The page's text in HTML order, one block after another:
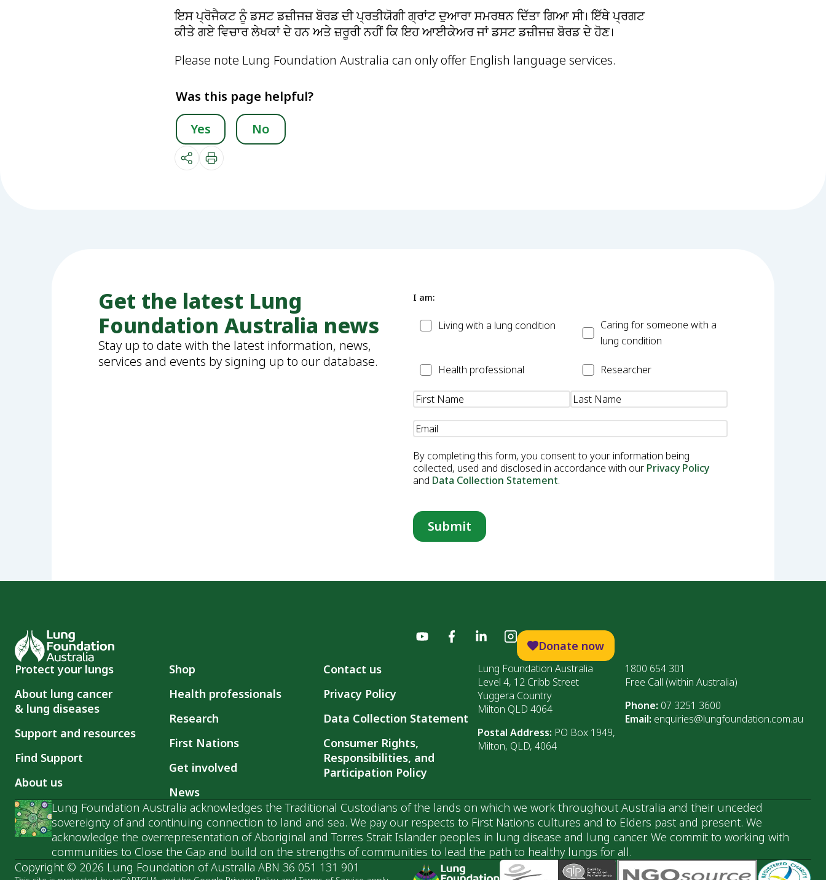
ਇਸ ਪ੍ਰੋਜੈਕਟ ਨੂੰ ਡਸਟ ਡਜ਼ੀਜਜ਼ ਬੋਰਡ ਦੀ ਪ੍ਰਤੀਯੋਗੀ ਗ੍ਰਾਂਟ ਦੁਆਰਾ ਸਮਰਥਨ ਦਿੱਤਾ ਗਿਆ ਸੀ। ਇੱਥੇ ਪ੍ਰਗਟ
ਕੀਤੇ ਗਏ ਵਿਚਾਰ ਲੇਖਕਾਂ ਦੇ ਹਨ ਅਤੇ ਜ਼ਰੂਰੀ ਨਹੀਂ ਕਿ ਇਹ ਆਈਕੇਅਰ ਜਾਂ ਡਸਟ ਡਜ਼ੀਜਜ਼ ਬੋਰਡ ਦੇ ਹੋਣ।
Please note Lung Foundation Australia can only offer English language services.
Was this page helpful?
Yes
No
Get the latest Lung
Foundation Australia news
Stay up to date with the latest information, news,
services and events by signing up to our database.
I am:
PatientLiving with a lung condition CarerCaring for someone with a
lung condition
HealthHealth professional Researcher
Researcher
Name(Required)
Email
By completing this form, you consent to your information being
collected, used and disclosed in accordance with our Privacy Policy
and Data Collection Statement.
Donate now
Protect your lungs
About lung cancer
& lung diseases
Support and resources
Find Support
About us
Shop
Health professionals
Research
First Nations
Get involved
News
Contact us
Privacy Policy
Data Collection Statement
Consumer Rights,
Responsibilities, and
Participation Policy
Lung Foundation Australia
Level 4, 12 Cribb Street
Yuggera Country
Milton QLD 4064
Postal Address: PO Box 1949,
Milton, QLD, 4064
1800 654 301
Free Call (within Australia)
Phone: 07 3251 3600
Email: enquiries@lungfoundation.com.au
Lung Foundation Australia acknowledges the Traditional Custodians of the lands on which we work throughout Australia and their unceded
sovereignty of and continuing connection to land and sea. We pay our respects to First Nations cultures and to Elders past and present. We
acknowledge the overrepresentation of Aboriginal and Torres Strait Islander peoples in lung disease and lung cancer. We commit to working with
communities to Close the Gap and build on the strengths of communities to lead the path to healthy lungs for all.
Copyright © 2026 Lung Foundation of Australia ABN 36 051 131 901